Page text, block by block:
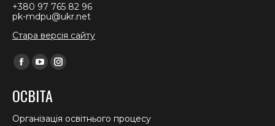
+380 97 765 82 96
pk-mdpu@ukr.net
Стара версія сайту
Find us on:
Facebook
opens
in
YouTube
opens
in
Instagram
in
ОСВІТА
Організація освітнього процесу